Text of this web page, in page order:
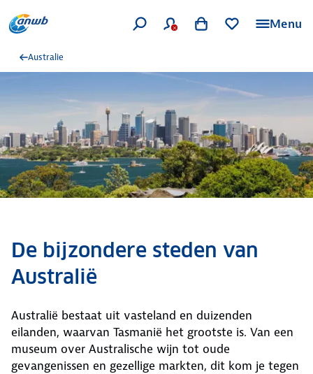
Menu
Australie
De bijzondere steden van
Australië
Australië bestaat uit vasteland en duizenden
eilanden, waarvan Tasmanië het grootste is. Van een
museum over Australische wijn tot oude
gevangenissen en gezellige markten, dit kom je tegen